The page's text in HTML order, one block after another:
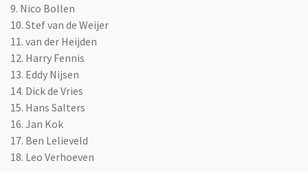
9. Nico Bollen
10. Stef van de Weijer
11. van der Heijden
12. Harry Fennis
13. Eddy Nijsen
14. Dick de Vries
15. Hans Salters
16. Jan Kok
17. Ben Lelieveld
18. Leo Verhoeven